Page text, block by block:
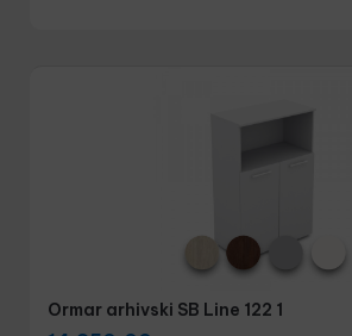
Ormar arhivski SB Line 122 1